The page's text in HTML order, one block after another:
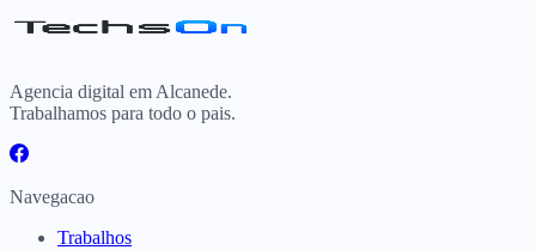
Agencia digital em Alcanede.
Trabalhamos para todo o pais.
Navegacao
Trabalhos